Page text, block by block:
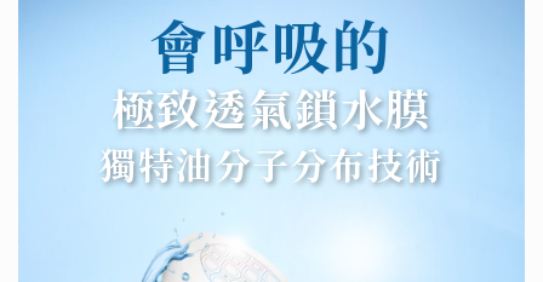
會呼吸的
極致透氣鎖水膜
獨特油分子分布技術